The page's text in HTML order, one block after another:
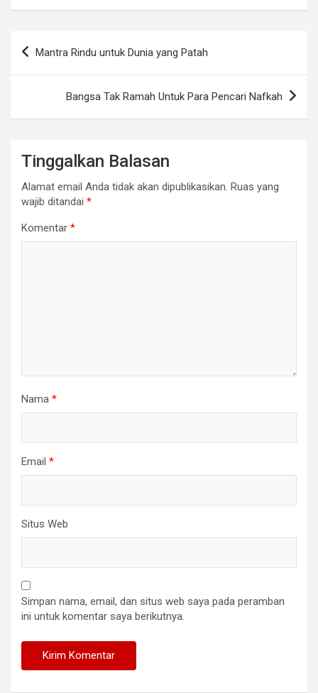
Navigasi
pos
Mantra Rindu untuk Dunia yang Patah
Bangsa Tak Ramah Untuk Para Pencari Nafkah
Tinggalkan Balasan
Alamat email Anda tidak akan dipublikasikan. Ruas yang
wajib ditandai *
Komentar *
Nama *
Email *
Situs Web
Simpan nama, email, dan situs web saya pada peramban
ini untuk komentar saya berikutnya.